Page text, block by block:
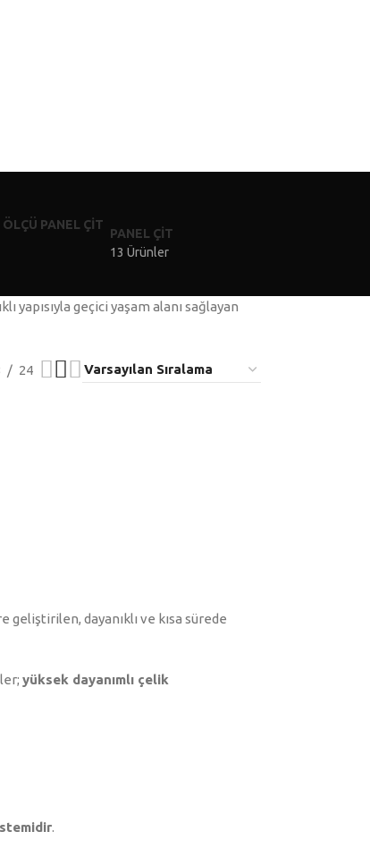
PANEL ÇIT
13 Ürünler
yapısıyla geçici yaşam alanı sağlayan
24
geliştirilen, dayanıklı ve kısa sürede
yüksek dayanımlı çelik
.